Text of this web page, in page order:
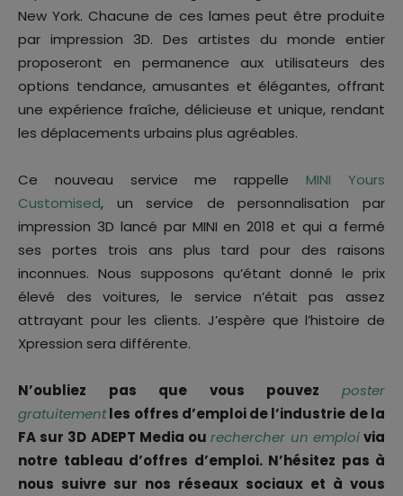
New York. Chacune de ces lames peut être produite
par impression 3D. Des artistes du monde entier
proposeront en permanence aux utilisateurs des
options tendance, amusantes et élégantes, offrant
une expérience fraîche, délicieuse et unique, rendant
les déplacements urbains plus agréables.
Ce nouveau service me rappelleMINI Yours
Customised, un service de personnalisation par
impression 3D lancé par MINI en 2018 et qui a fermé
ses portes trois ans plus tard pour des raisons
inconnues. Nous supposons qu’étant donné le prix
élevé des voitures, le service n’était pas assez
attrayant pour les clients. J’espère que l’histoire de
Xpression sera différente.
N’oubliez pas que vous pouvez poster
gratuitementles offres d’emploi de l’industrie de la
FA sur 3D ADEPT Media ourechercher un emploivia
notre tableau d’offres d’emploi. N’hésitez pas à
nous suivre sur nos réseaux sociaux et à vous